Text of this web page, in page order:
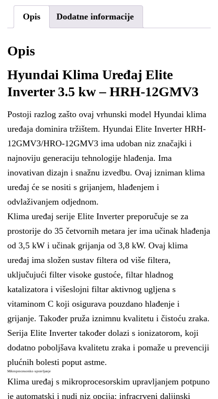
Opis Dodatne informacije
Opis
Hyundai Klima Uređaj Elite
Inverter 3.5 kw – HRH-12GMV3
Postoji razlog zašto ovaj vrhunski model Hyundai klima
uređaja dominira tržištem. Hyundai Elite Inverter HRH-
12GMV3/HRO-12GMV3 ima udoban niz značajki i
najnoviju generaciju tehnologije hlađenja. Ima
inovativan dizajn i snažnu izvedbu. Ovaj izniman klima
uređaj će se nositi s grijanjem, hlađenjem i
odvlaživanjem odjednom.
Klima uređaj serije Elite Inverter preporučuje se za
prostorije do 35 četvornih metara jer ima učinak hlađenja
od 3,5 kW i učinak grijanja od 3,8 kW. Ovaj klima
uređaj ima složen sustav filtera od više filtera,
uključujući filter visoke gustoće, filtar hladnog
katalizatora i višeslojni filtar aktivnog ugljena s
vitaminom C koji osigurava pouzdano hlađenje i
grijanje. Također pruža iznimnu kvalitetu i čistoću zraka.
Serija Elite Inverter također dolazi s ionizatorom, koji
dodatno poboljšava kvalitetu zraka i pomaže u prevenciji
plućnih bolesti poput astme.
Mikroprocesorsko upravljanje
Klima uređaj s mikroprocesorskim upravljanjem potpuno
je automatski i nudi niz opcija: infracrveni daljinski